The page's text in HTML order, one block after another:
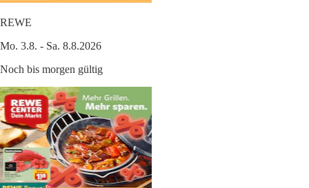
REWE
Mo. 3.8. - Sa. 8.8.2026
Noch bis morgen gültig